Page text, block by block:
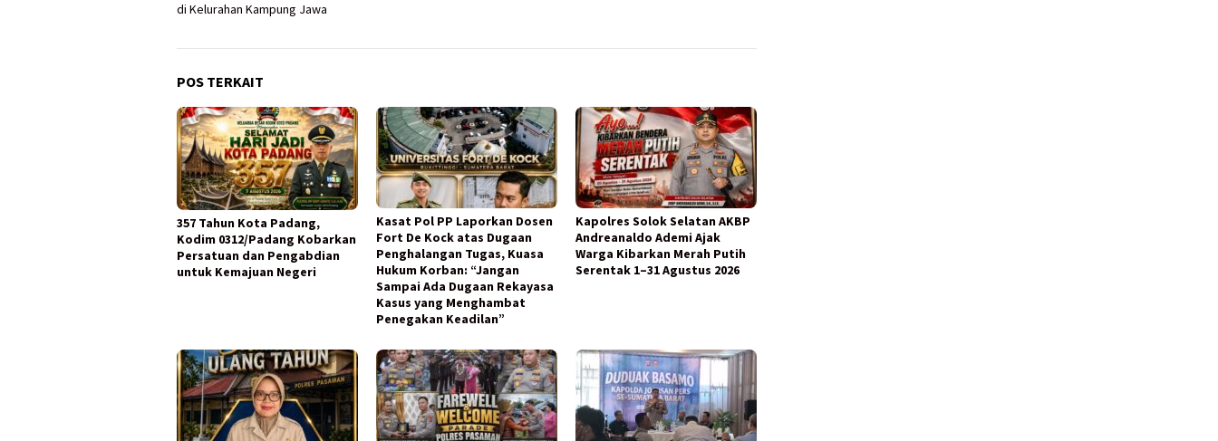
di Kelurahan Kampung Jawa
POS TERKAIT
357 Tahun Kota Padang,
Kodim 0312/Padang Kobarkan
Persatuan dan Pengabdian
untuk Kemajuan Negeri
Kasat Pol PP Laporkan Dosen
Fort De Kock atas Dugaan
Penghalangan Tugas, Kuasa
Hukum Korban: “Jangan
Sampai Ada Dugaan Rekayasa
Kasus yang Menghambat
Penegakan Keadilan”
Kapolres Solok Selatan AKBP
Andreanaldo Ademi Ajak
Warga Kibarkan Merah Putih
Serentak 1–31 Agustus 2026